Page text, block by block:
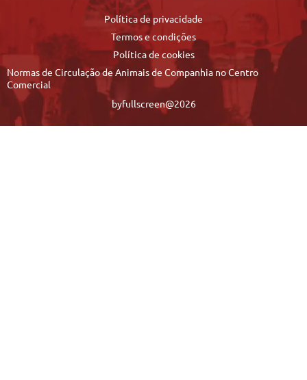
Política de privacidade
Termos e condições
Política de cookies
Normas de Circulação de Animais de Companhia no Centro
Comercial
byfullscreen@2026